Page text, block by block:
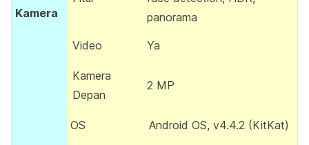
Kamera
panorama
Video Ya
Kamera
Depan
2 MP
OS Android OS, v4.4.2 (KitKat)